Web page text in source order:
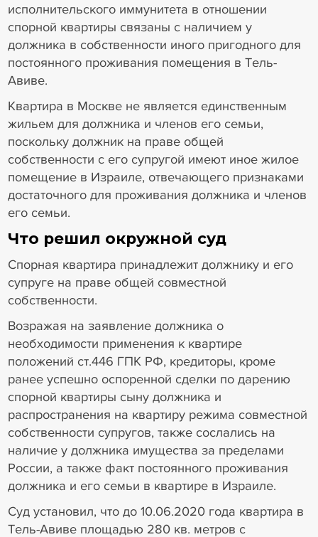
исполнительского иммунитета в отношении
спорной квартиры связаны с наличием у
должника в собственности иного пригодного для
постоянного проживания помещения в Тель-
Авиве.
Квартира в Москве не является единственным
жильем для должника и членов его семьи,
поскольку должник на праве общей
собственности с его супругой имеют иное жилое
помещение в Израиле, отвечающего признаками
достаточного для проживания должника и членов
его семьи.
Что решил окружной суд
Спорная квартира принадлежит должнику и его
супруге на праве общей совместной
собственности.
Возражая на заявление должника о
необходимости применения к квартире
положений ст.446 ГПК РФ, кредиторы, кроме
ранее успешно оспоренной сделки по дарению
спорной квартиры сыну должника и
распространения на квартиру режима совместной
собственности супругов, также сослались на
наличие у должника имущества за пределами
России, а также факт постоянного проживания
должника и его семьи в квартире в Израиле.
Суд установил, что до 10.06.2020 года квартира в
Тель-Авиве площадью 280 кв. метров с